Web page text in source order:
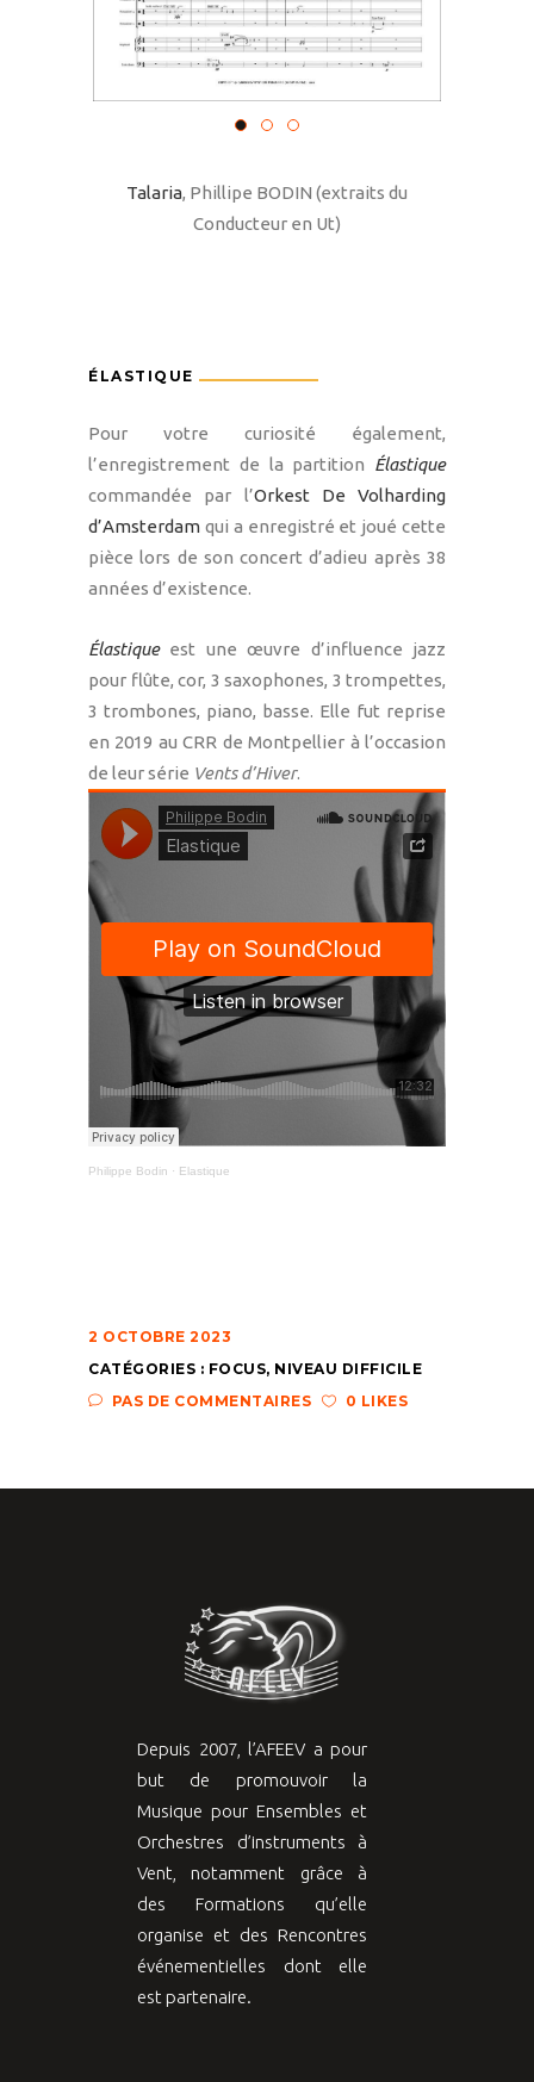
Talaria, Phillipe BODIN (extraits du
Conducteur en Ut)
ÉLASTIQUE
Pour votre curiosité également,
l’enregistrement de la partition Élastique
commandée par l’Orkest De Volharding
d’Amsterdam qui a enregistré et joué cette
pièce lors de son concert d’adieu après 38
années d’existence.
Élastiqueest une œuvre d’influence jazz
pour flûte, cor, 3 saxophones, 3 trompettes,
3 trombones, piano, basse. Elle fut reprise
en 2019 au CRR de Montpellier à l’occasion
de leur série Vents d’Hiver.
Philippe Bodin · Elastique
2 OCTOBRE 2023
CATÉGORIES : FOCUS, NIVEAU DIFFICILE
PAS DE COMMENTAIRES
0 LIKES
Depuis 2007, l’AFEEV a pour
but de promouvoir la
Musique pour Ensembles et
Orchestres d’instruments à
Vent, notamment grâce à
des Formations qu’elle
organise et des Rencontres
événementielles dont elle
est partenaire.